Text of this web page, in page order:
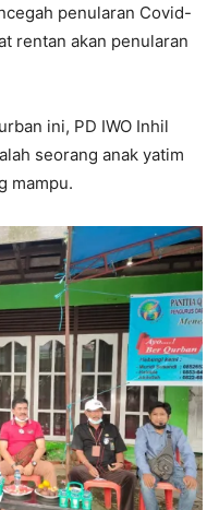
penularan Covid-
rentan akan penularan
ini, PD IWO Inhil
seorang anak yatim
mampu.